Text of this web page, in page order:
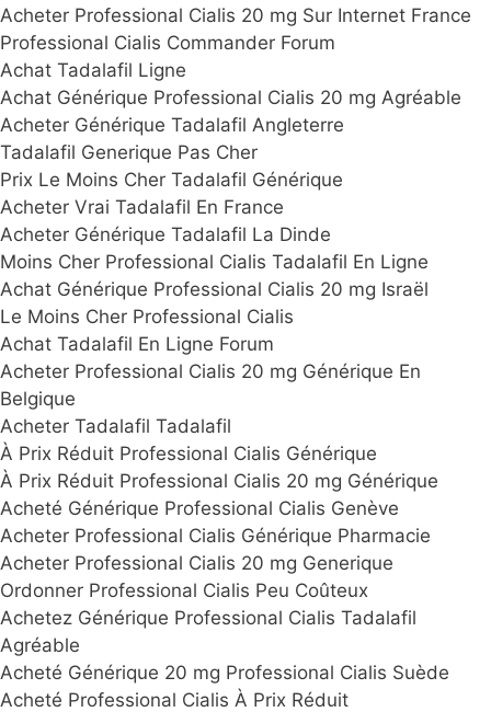
Acheter Professional Cialis 20 mg Sur Internet France
Professional Cialis Commander Forum
Achat Tadalafil Ligne
Achat Générique Professional Cialis 20 mg Agréable
Acheter Générique Tadalafil Angleterre
Tadalafil Generique Pas Cher
Prix Le Moins Cher Tadalafil Générique
Acheter Vrai Tadalafil En France
Acheter Générique Tadalafil La Dinde
Moins Cher Professional Cialis Tadalafil En Ligne
Achat Générique Professional Cialis 20 mg Israël
Le Moins Cher Professional Cialis
Achat Tadalafil En Ligne Forum
Acheter Professional Cialis 20 mg Générique En
Belgique
Acheter Tadalafil Tadalafil
À Prix Réduit Professional Cialis Générique
À Prix Réduit Professional Cialis 20 mg Générique
Acheté Générique Professional Cialis Genève
Acheter Professional Cialis Générique Pharmacie
Acheter Professional Cialis 20 mg Generique
Ordonner Professional Cialis Peu Coûteux
Achetez Générique Professional Cialis Tadalafil
Agréable
Acheté Générique 20 mg Professional Cialis Suède
Acheté Professional Cialis À Prix Réduit